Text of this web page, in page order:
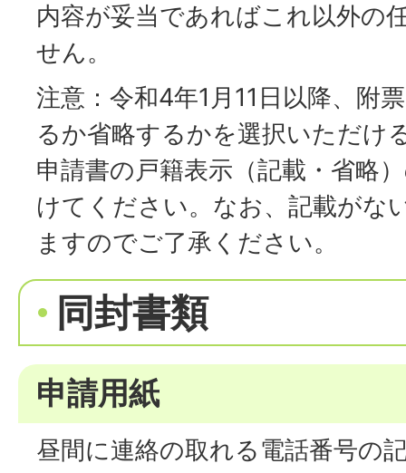
内容が妥当であればこれ以外の
せん。
注意：令和4年1月11日以降、附
るか省略するかを選択いただけ
申請書の戸籍表示（記載・省略
けてください。なお、記載がな
ますのでご了承ください。
同封書類
申請用紙
昼間に連絡の取れる電話番号の